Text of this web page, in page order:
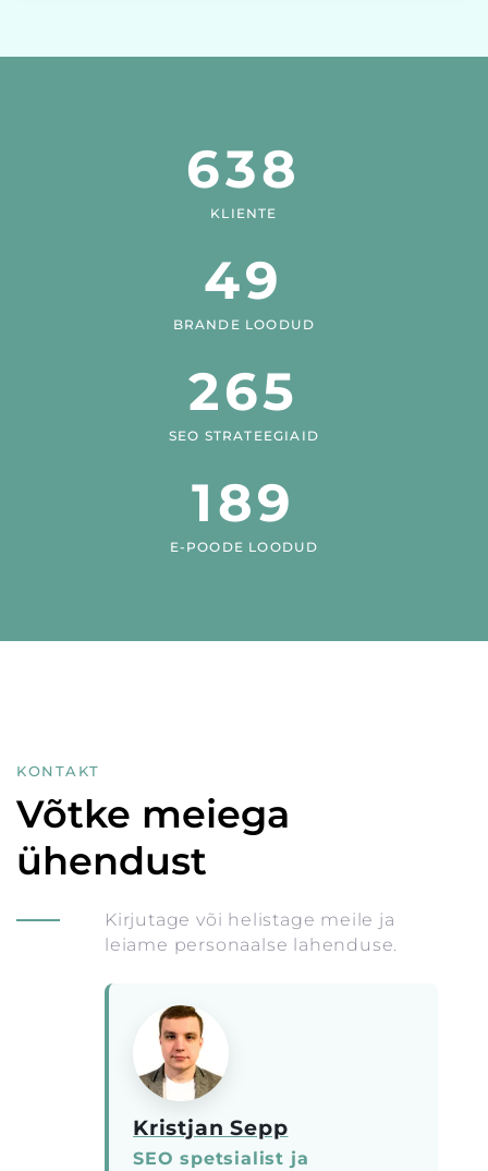
KLIENTE
638
BRANDE LOODUD
49
SEO STRATEEGIAID
265
E-POODE LOODUD
189
KONTAKT
Võtke meiega
ühendust
Kirjutage või helistage meile ja
leiame personaalse lahenduse.
Kristjan Sepp
SEO spetsialist ja